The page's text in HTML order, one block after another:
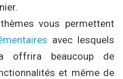
vous permettent
avec lesquels
offrira beaucoup de
et même de